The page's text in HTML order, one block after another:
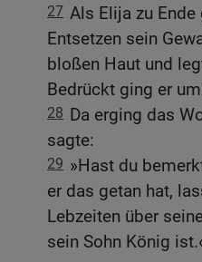
27 Als Elija zu
Entsetzen sein
bloßen Haut und
Bedrückt ging er
28 Da erging das
sagte:
29 »Hast du
er das getan hat,
Lebzeiten über
sein Sohn König